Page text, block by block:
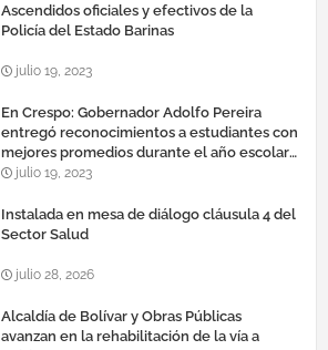
Ascendidos oficiales y efectivos de la
Policía del Estado Barinas
julio 19, 2023
En Crespo: Gobernador Adolfo Pereira
entregó reconocimientos a estudiantes con
mejores promedios durante el año escolar
2022 – 2023
julio 19, 2023
Instalada en mesa de diálogo cláusula 4 del
Sector Salud
julio 28, 2026
Alcaldía de Bolívar y Obras Públicas
avanzan en la rehabilitación de la vía a